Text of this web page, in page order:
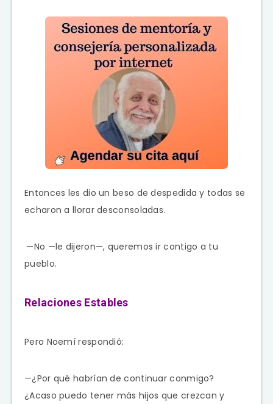
Entonces les dio un beso de despedida y todas se
echaron a llorar desconsoladas.
—No —le dijeron—, queremos ir contigo a tu
pueblo.
Relaciones Estables
Pero Noemí respondió:
—¿Por qué habrían de continuar conmigo?
¿Acaso puedo tener más hijos que crezcan y